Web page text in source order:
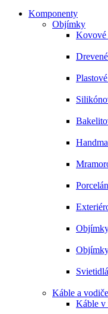
Komponenty
Objímky
Káble a vodiče
Káble v